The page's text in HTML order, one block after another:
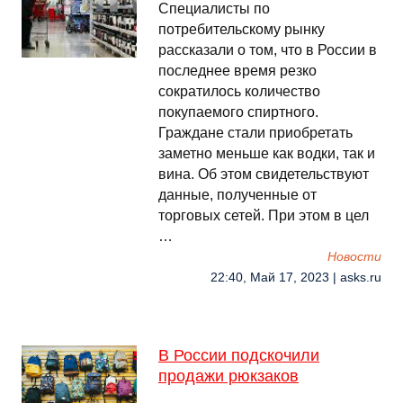
Специалисты по
потребительскому рынку
рассказали о том, что в России в
последнее время резко
сократилось количество
покупаемого спиртного.
Граждане стали приобретать
заметно меньше как водки, так и
вина. Об этом свидетельствуют
данные, полученные от
торговых сетей. При этом в цел
…
Новости
22:40, Май 17, 2023 | asks.ru
В России подскочили
продажи рюкзаков